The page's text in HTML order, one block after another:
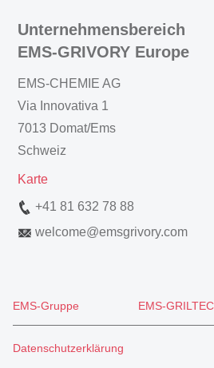
Unternehmensbereich
EMS-GRIVORY Europe
EMS-CHEMIE AG
Via Innovativa 1
7013 Domat/Ems
Schweiz
Karte
+41 81 632 78 88
welcome@emsgrivory.com
EMS-Gruppe EMS-
Datenschutzerklärung